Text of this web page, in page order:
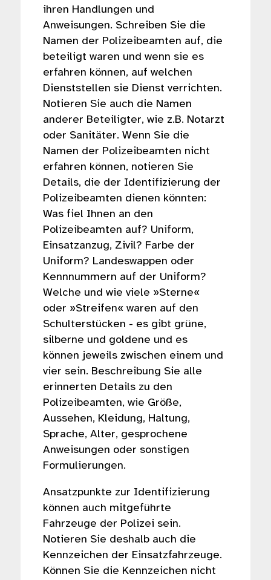
ihren Handlungen und
Anweisungen. Schreiben Sie die
Namen der Polizeibeamten auf, die
beteiligt waren und wenn sie es
erfahren können, auf welchen
Dienststellen sie Dienst verrichten.
Notieren Sie auch die Namen
anderer Beteiligter, wie z.B. Notarzt
oder Sanitäter. Wenn Sie die
Namen der Polizeibeamten nicht
erfahren können, notieren Sie
Details, die der Identifizierung der
Polizeibeamten dienen könnten:
Was fiel Ihnen an den
Polizeibeamten auf? Uniform,
Einsatzanzug, Zivil? Farbe der
Uniform? Landeswappen oder
Kennnummern auf der Uniform?
Welche und wie viele »Sterne«
oder »Streifen« waren auf den
Schulterstücken - es gibt grüne,
silberne und goldene und es
können jeweils zwischen einem und
vier sein. Beschreibung Sie alle
erinnerten Details zu den
Polizeibeamten, wie Größe,
Aussehen, Kleidung, Haltung,
Sprache, Alter, gesprochene
Anweisungen oder sonstigen
Formulierungen.
Ansatzpunkte zur Identifizierung
können auch mitgeführte
Fahrzeuge der Polizei sein.
Notieren Sie deshalb auch die
Kennzeichen der Einsatzfahrzeuge.
Können Sie die Kennzeichen nicht